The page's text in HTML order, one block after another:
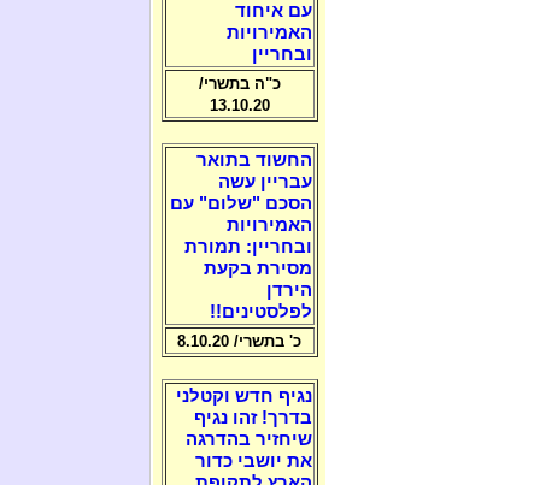
עם איחוד
האמירויות
ובחריין
כ"ה בתשרי/
13.10.20
החשוד בתואר
עבריין עשה
הסכם "שלום" עם
האמירויות
ובחריין: תמורת
מסירת בקעת
הירדן
לפלסטינים!!
כ' בתשרי/ 8.10.20
נגיף חדש וקטלני
בדרך! זהו נגיף
שיחזיר בהדרגה
את יושבי כדור